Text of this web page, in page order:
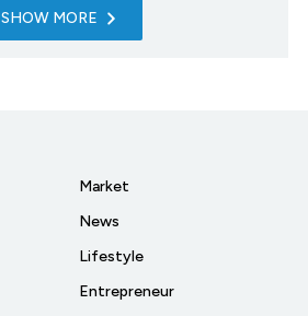
SHOW MORE
Market
News
Lifestyle
Entrepreneur